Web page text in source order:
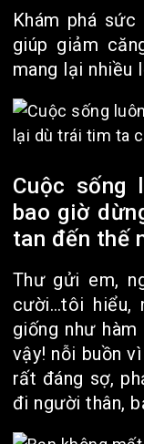
Khám phá
giúp giảm
mang lại nhiều
Cuộc sống
bao giờ
tan đến thế
Thư gửi em,
cười…tôi hiểu,
giống như
vậy! nỗi buồn
rất đáng sợ,
đi người thân,